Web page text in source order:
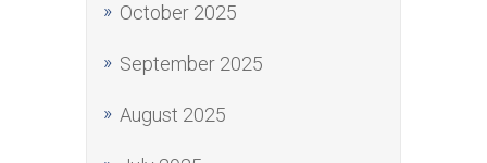
October 2025
September 2025
August 2025